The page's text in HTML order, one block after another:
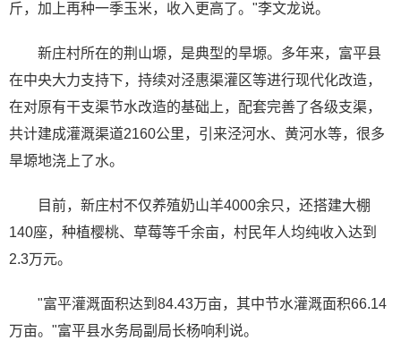
斤，加上再种一季玉米，收入更高了。"李文龙说。
新庄村所在的荆山塬，是典型的旱塬。多年来，富平县
在中央大力支持下，持续对泾惠渠灌区等进行现代化改造，
在对原有干支渠节水改造的基础上，配套完善了各级支渠，
共计建成灌溉渠道2160公里，引来泾河水、黄河水等，很多
旱塬地浇上了水。
目前，新庄村不仅养殖奶山羊4000余只，还搭建大棚
140座，种植樱桃、草莓等千余亩，村民年人均纯收入达到
2.3万元。
"富平灌溉面积达到84.43万亩，其中节水灌溉面积66.14
万亩。"富平县水务局副局长杨响利说。